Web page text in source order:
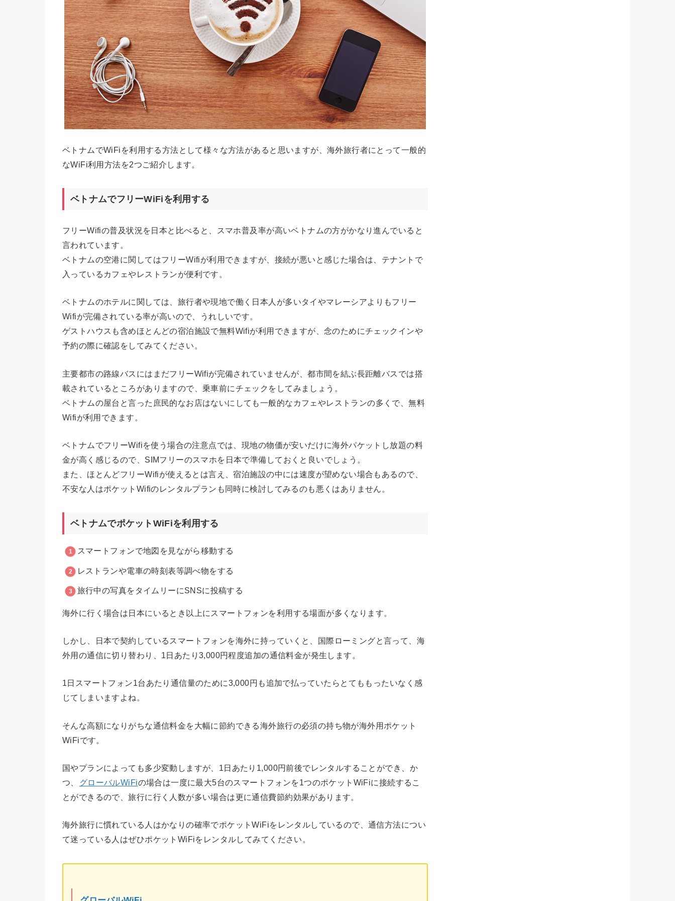
ベトナムでWiFiを利用する方法として様々な方法があると思いますが、海外旅行者にとって一般的
なWiFi利用方法を2つご紹介します。
ベトナムでフリーWiFiを利用する
フリーWifiの普及状況を日本と比べると、スマホ普及率が高いベトナムの方がかなり進んでいると
言われています。
ベトナムの空港に関してはフリーWifiが利用できますが、接続が悪いと感じた場合は、テナントで
入っているカフェやレストランが便利です。
ベトナムのホテルに関しては、旅行者や現地で働く日本人が多いタイやマレーシアよりもフリー
Wifiが完備されている率が高いので、うれしいです。
ゲストハウスも含めほとんどの宿泊施設で無料Wifiが利用できますが、念のためにチェックインや
予約の際に確認をしてみてください。
主要都市の路線バスにはまだフリーWifiが完備されていませんが、都市間を結ぶ長距離バスでは搭
載されているところがありますので、乗車前にチェックをしてみましょう。
ベトナムの屋台と言った庶民的なお店はないにしても一般的なカフェやレストランの多くで、無料
Wifiが利用できます。
ベトナムでフリーWifiを使う場合の注意点では、現地の物価が安いだけに海外パケットし放題の料
金が高く感じるので、SIMフリーのスマホを日本で準備しておくと良いでしょう。
また、ほとんどフリーWifiが使えるとは言え、宿泊施設の中には速度が望めない場合もあるので、
不安な人はポケットWifiのレンタルプランも同時に検討してみるのも悪くはありません。
ベトナムでポケットWiFiを利用する
スマートフォンで地図を見ながら移動する
レストランや電車の時刻表等調べ物をする
旅行中の写真をタイムリーにSNSに投稿する
海外に行く場合は日本にいるとき以上にスマートフォンを利用する場面が多くなります。
しかし、日本で契約しているスマートフォンを海外に持っていくと、国際ローミングと言って、海
外用の通信に切り替わり、1日あたり3,000円程度追加の通信料金が発生します。
1日スマートフォン1台あたり通信量のために3,000円も追加で払っていたらとてももったいなく感
じてしまいますよね。
そんな高額になりがちな通信料金を大幅に節約できる海外旅行の必須の持ち物が海外用ポケット
WiFiです。
国やプランによっても多少変動しますが、1日あたり1,000円前後でレンタルすることができ、か
つ、
グローバルWiFiの場合は一度に最大5台のスマートフォンを1つのポケットWiFiに接続するこ
とができるので、旅行に行く人数が多い場合は更に通信費節約効果があります。
海外旅行に慣れている人はかなりの確率でポケットWiFiをレンタルしているので、通信方法につい
て迷っている人はぜひポケットWiFiをレンタルしてみてください。